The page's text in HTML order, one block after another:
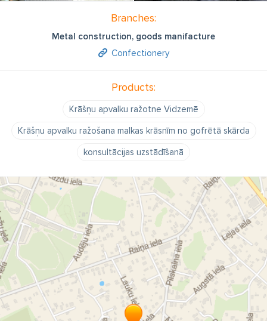
Branches:
Metal construction, goods manifacture
Confectionery
Products:
Krāšņu apvalku ražotne Vidzemē
Krāšņu apvalku ražošana malkas krāsnīm no gofrētā skārda
konsultācijas uzstādīšanā